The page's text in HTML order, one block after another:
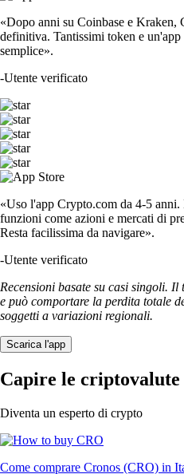
«Dopo anni su Coinbase e Kraken,
definitiva. Tantissimi token e
semplice».
-Utente verificato
«Uso l'app Crypto.com da 4-5
funzioni come azioni e mercati di
Resta facilissima da navigare».
-Utente verificato
Recensioni basate su casi singoli.
e può comportare la perdita totale
soggetti a variazioni regionali.
Scarica l'app
Capire le criptovalute
Diventa un esperto di crypto
Come comprare Cronos (CRO) in